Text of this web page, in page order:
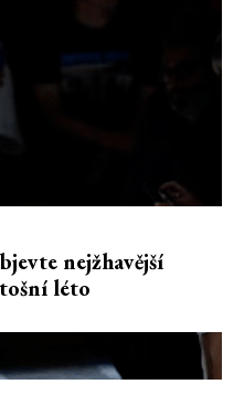
nejžhavější
léto